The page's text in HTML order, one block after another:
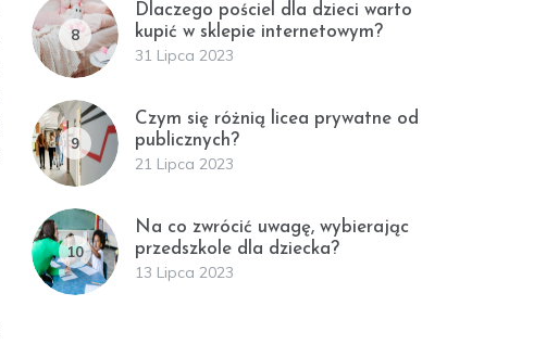
8
Dlaczego pościel dla dzieci warto
kupić w sklepie internetowym?
31 Lipca 2023
9
Czym się różnią licea prywatne od
publicznych?
21 Lipca 2023
10
Na co zwrócić uwagę, wybierając
przedszkole dla dziecka?
13 Lipca 2023